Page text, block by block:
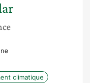
climatique